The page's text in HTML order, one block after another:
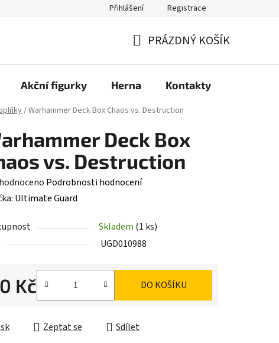
Přihlášení Registrace
KOŠÍK
PRÁZDNÝ KOŠÍK
Akční figurky Herna Kontakty
/Warhammer Deck Box Chaos vs. Destruction
Deck Box
vs. Destruction
Podrobnosti hodnocení
Ultimate Guard
Skladem (1 ks)
UGD010988
Kč DO KOŠÍKU
Zeptat se Sdílet